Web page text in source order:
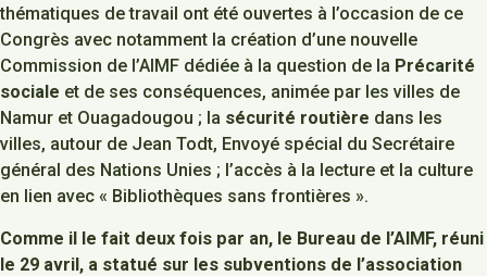
thématiques de travail ont été ouvertes à l’occasion de ce
Congrès avec notamment la création d’une nouvelle
Commission de l’AIMF dédiée à la question de la Précarité
sociale et de ses conséquences, animée par les villes de
Namur et Ouagadougou ; la sécurité routière dans les
villes, autour de Jean Todt, Envoyé spécial du Secrétaire
général des Nations Unies ; l’accès à la lecture et la culture
en lien avec « Bibliothèques sans frontières ».
Comme il le fait deux fois par an, le Bureau de l’AIMF, réuni
le 29 avril, a statué sur les subventions de l’association